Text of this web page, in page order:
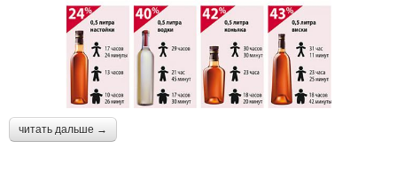
читать дальше →